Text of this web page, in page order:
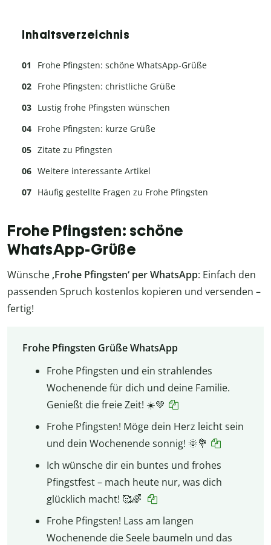
Inhaltsverzeichnis
Frohe Pfingsten: schöne WhatsApp-Grüße
Frohe Pfingsten: christliche Grüße
Lustig frohe Pfingsten wünschen
Frohe Pfingsten: kurze Grüße
Zitate zu Pfingsten
Weitere interessante Artikel
Häufig gestellte Fragen zu Frohe Pfingsten
Frohe Pfingsten: schöne
WhatsApp-Grüße
Wünsche‚Frohe Pfingsten‘ per WhatsApp: Einfach den
passenden Spruch kostenlos kopieren und versenden –
fertig!
Frohe Pfingsten Grüße WhatsApp
Frohe Pfingsten und ein strahlendes
Wochenende für dich und deine Familie.
Genießt die freie Zeit! ☀️💚
Frohe Pfingsten! Möge dein Herz leicht sein
und dein Wochenende sonnig! 🌞💐
Ich wünsche dir ein buntes und frohes
Pfingstfest – mach heute nur, was dich
glücklich macht! 🥰🌈
Frohe Pfingsten! Lass am langen
Wochenende die Seele baumeln und das